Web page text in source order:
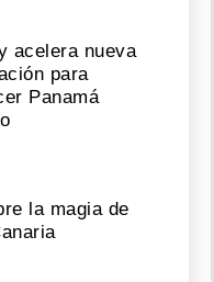
acelera nueva
para
Panamá
la magia de